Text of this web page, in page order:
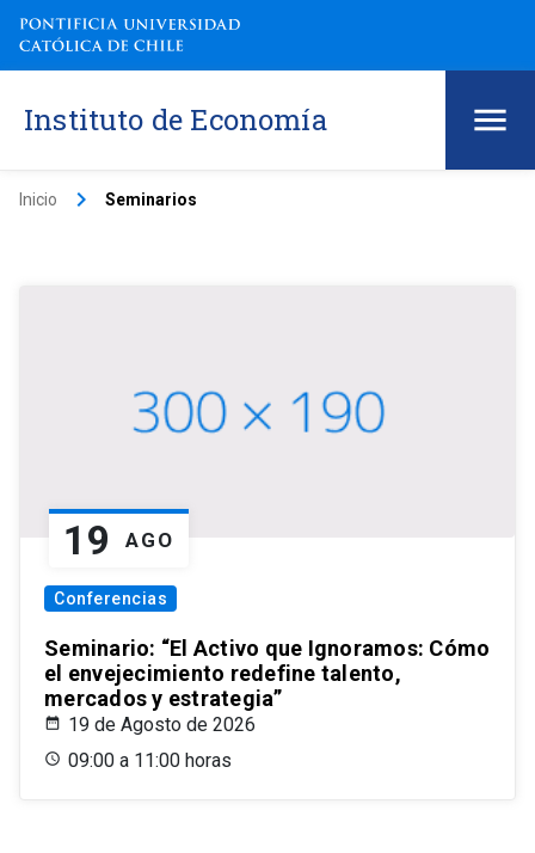
Instituto de Economía
Inicio keyboard_arrow_right Seminarios
19 AGO
Conferencias
Seminario: “El Activo que Ignoramos: Cómo
el envejecimiento redefine talento,
mercados y estrategia”
19 de Agosto de 2026
09:00 a 11:00 horas